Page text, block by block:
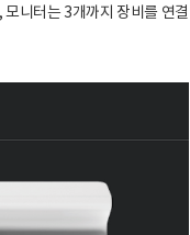
니터는 3개까지 장비를 연결